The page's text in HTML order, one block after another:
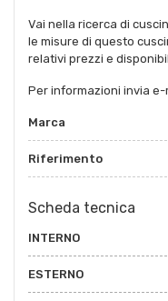
Vai nella ricerca di
le misure di questo
relativi prezzi e
Per informazioni invia
Marca
Riferimento
Scheda tecnica
INTERNO
ESTERNO